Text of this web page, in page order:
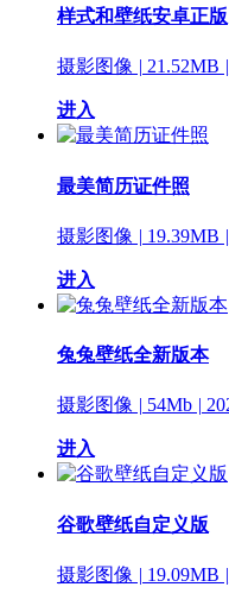
样式和壁纸安卓正版
摄影图像 | 21.52MB |
进入
最美简历证件照
摄影图像 | 19.39MB |
进入
兔兔壁纸全新版本
摄影图像 | 54Mb |
进入
谷歌壁纸自定义版
摄影图像 | 19.09MB |